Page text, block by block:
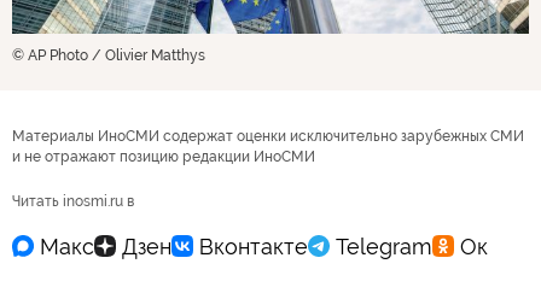
© AP Photo / Olivier Matthys
Материалы ИноСМИ содержат оценки исключительно зарубежных СМИ
и не отражают позицию редакции ИноСМИ
Читать inosmi.ru в